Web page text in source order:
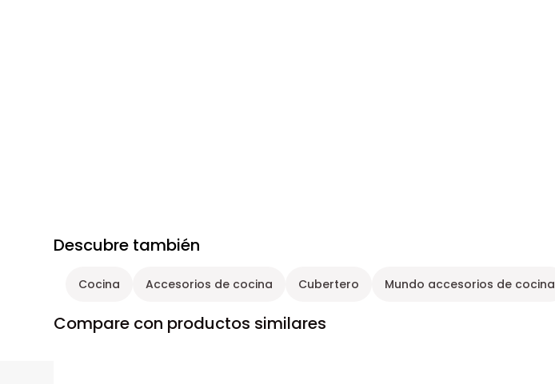
Descubre también
Cocina Accesorios de cocina Cubertero Mundo accesorios de cocina
Compare con productos similares